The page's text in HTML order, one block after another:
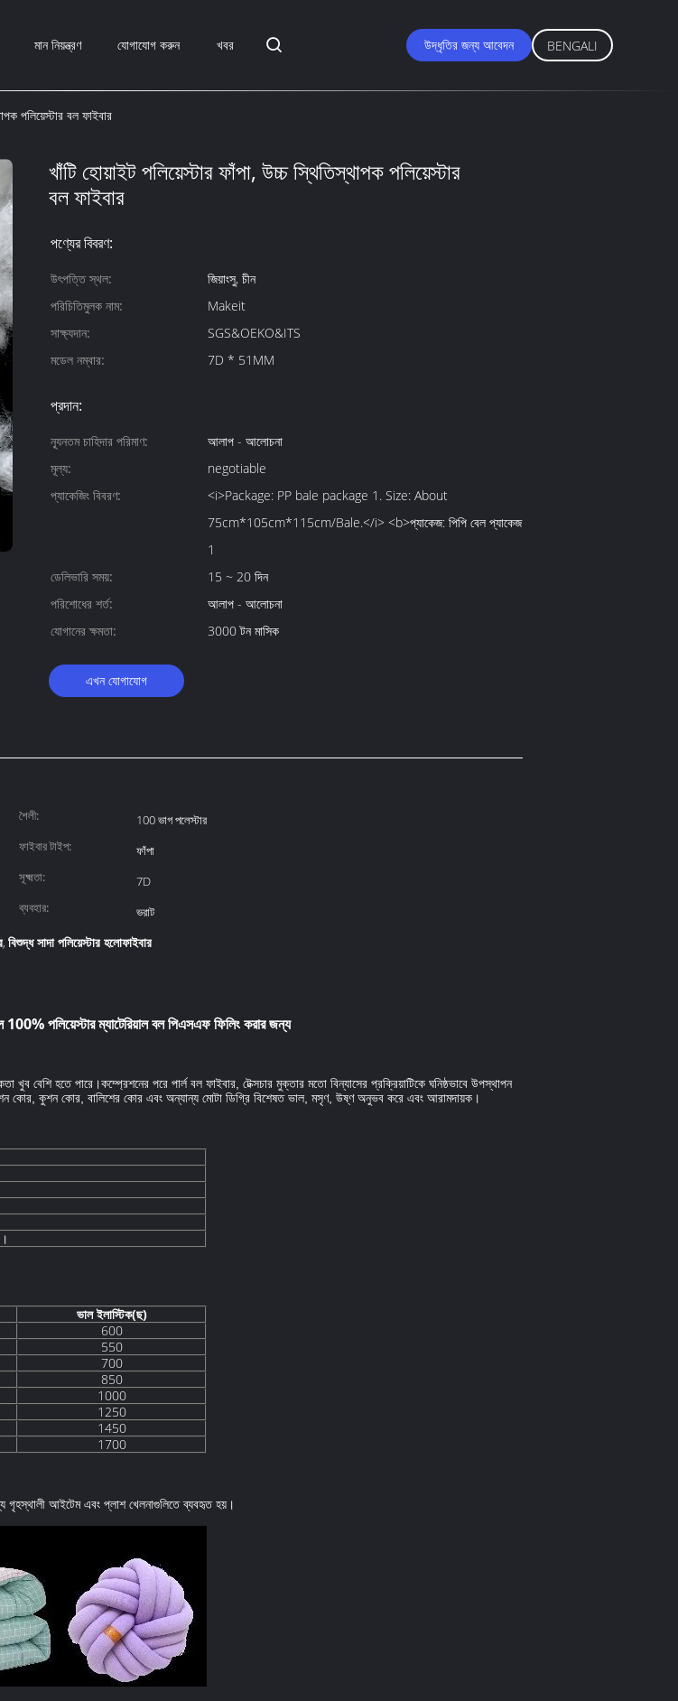
মান নিয়ন্ত্রণ যোগাযোগ করুন খবর উদ্ধৃতির জন্য আবেদন BENGALI
পলিয়েস্টার বল ফাইবার
খাঁটি হোয়াইট পলিয়েস্টার ফাঁপা, উচ্চ স্থিতিস্থাপক পলিয়েস্টার
বল ফাইবার
পণ্যের বিবরণ:
উৎপত্তি স্থল:
জিয়াংসু, চীন
পরিচিতিমুলক নাম:
Makeit
সাক্ষ্যদান:
SGS&OEKO&ITS
মডেল নম্বার:
7D * 51MM
প্রদান:
ন্যূনতম চাহিদার পরিমাণ:
আলাপ - আলোচনা
মূল্য:
negotiable
প্যাকেজিং বিবরণ:
<i>Package: PP bale package 1. Size: About
75cm*105cm*115cm/Bale.</i> <b>প্যাকেজ: পিপি বেল প্যাকেজ
1
ডেলিভারি সময়:
15 ~ 20 দিন
পরিশোধের শর্ত:
আলাপ - আলোচনা
যোগানের ক্ষমতা:
3000 টন মাসিক
এখন যোগাযোগ
শৈলী:
100 ভাগ পলেস্টার
ফাইবার টাইপ:
ফাঁপা
সূক্ষ্মতা:
7D
ব্যবহার:
ভরাট
, বিশুদ্ধ সাদা পলিয়েস্টার হলোফাইবার
পলিয়েস্টার ম্যাটেরিয়াল বল পিএসএফ ফিলিং করার জন্য
বেশি হতে পারে।কম্প্রেশনের পরে পার্ল বল ফাইবার, টেক্সচার মুক্তার মতো বিন্যাসের প্রক্রিয়াটিকে ঘনিষ্ঠভাবে উপস্থাপন
কোর, কুশন কোর, বালিশের কোর এবং অন্যান্য মোটা ডিগ্রি বিশেষত ভাল, মসৃণ, উষ্ণ অনুভব করে এবং আরামদায়ক।
ভাল ইলাস্টিক(ছ)
600
550
700
850
1000
1250
1450
1700
গৃহস্থালী আইটেম এবং প্লাশ খেলনাগুলিতে ব্যবহৃত হয়।